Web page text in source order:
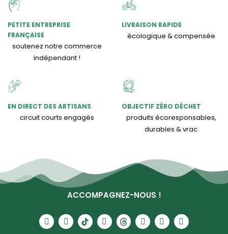
PETITE ENTREPRISE
FRANÇAISE
soutenez notre commerce
indépendant !
LIVRAISON RAPIDE
écologique & compensée
EN DIRECT DES ARTISANS
circuit courts engagés
OBJECTIF ZÉRO DÉCHET
produits écoresponsables,
durables & vrac
ACCOMPAGNEZ-NOUS !